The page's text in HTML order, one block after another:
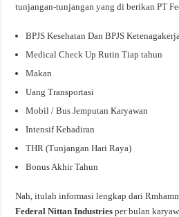
tunjangan-tunjangan yang di berikan PT
BPJS Kesehatan Dan BPJS
Medical Check Up Rutin Tiap tahun
Makan
Uang Transportasi
Mobil / Bus Jemputan Karyawan
Intensif Kehadiran
THR (Tunjangan Hari Raya)
Bonus Akhir Tahun
Nah, itulah informasi lengkap dari
Federal Nittan Industriesper bulan